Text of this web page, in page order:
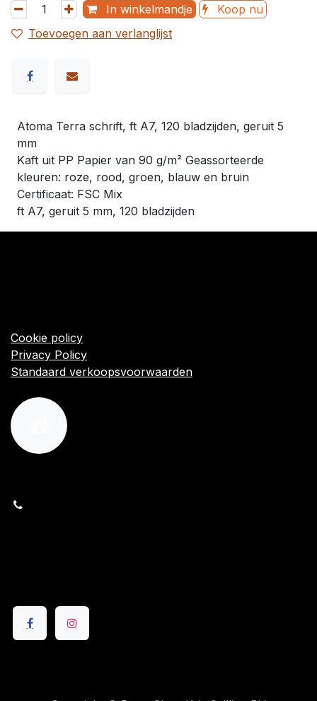
In winkelmandje
Koop nu
Toevoegen aan verlanglijst
Atoma Terra schrift, ft A7, 120 bladzijden, geruit 5
mm
Kaft uit PP Papier van 90 g/m² Geassorteerde
kleuren: roze, rood, groen, blauw en bruin
Certificaat: FSC Mix
ft A7, geruit 5 mm, 120 bladzijden
Cookie policy
Privacy Policy
Standaard verkoopsvoorwaarden